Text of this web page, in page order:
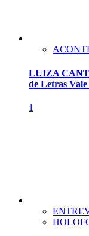
LUIZA
de Letras
1